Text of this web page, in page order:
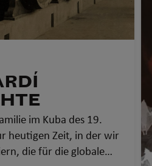
im Kuba des 19.
heutigen Zeit, in der wir
die für die globale